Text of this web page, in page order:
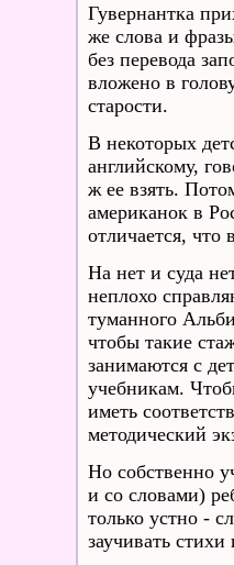
Гувернантка
же слова и
без перевода
вложено в
старости.
В некоторых
английскому,
ж ее взять.
американок в
отличается, что
На нет и суда
неплохо
туманного
чтобы такие
занимаются с
учебникам.
иметь
методический
Но собственно
и со словами)
только устно -
заучивать